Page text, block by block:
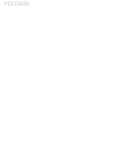
РЕКЛАМА: